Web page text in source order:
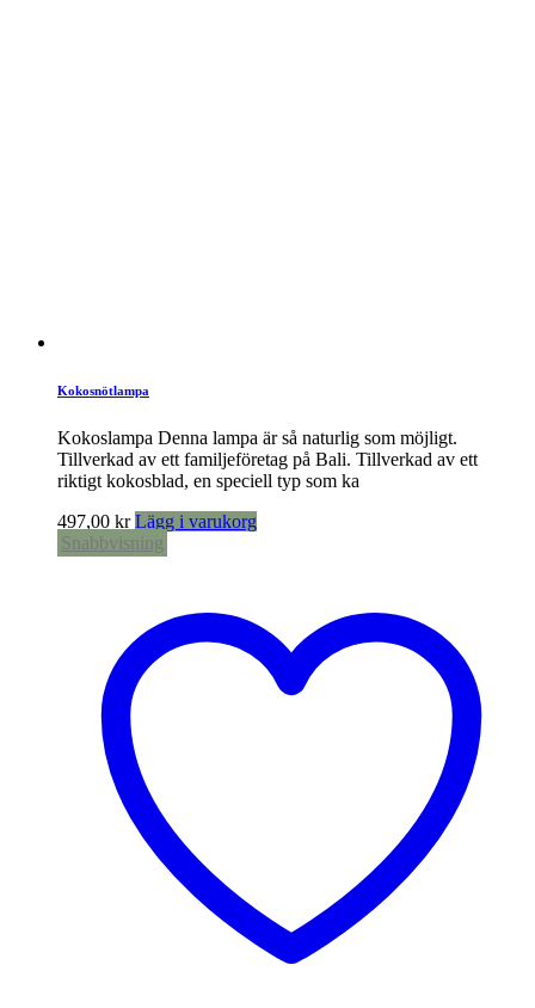
Kokosnötlampa
Kokoslampa Denna lampa är så naturlig som möjligt.
Tillverkad av ett familjeföretag på Bali. Tillverkad av ett
riktigt kokosblad, en speciell typ som ka
497,00 kr Lägg i varukorg
Snabbvisning